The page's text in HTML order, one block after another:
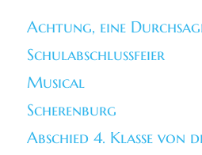
Achtung, eine
Schulabschlussfeier
Musical
Scherenburg
Abschied 4. Klasse von